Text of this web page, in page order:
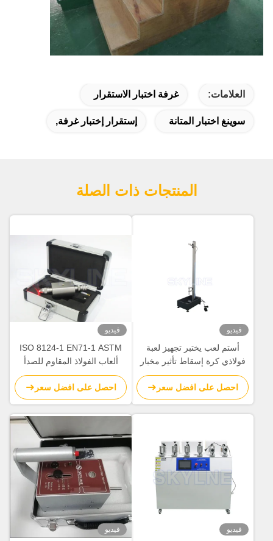
العلامات: غرفة اختبار الاستقرار
سوينغ اختبار المتانة إستقرار إختبار غرفة,
المنتجات ذات الصلة
فيديو
أستم لعب يختبر تجهيز لعبة
فولاذي كرة إسقاط تأثير مخبار
لبلاستيك / سيراميك
احصل على افضل سعر
فيديو
ISO 8124-1 EN71-1 ASTM
ألعاب الفولاذ المقاوم للصدأ
اختبار نقطة شارب لمنتجات
الأطفال
احصل على افضل سعر
فيديو فيديو